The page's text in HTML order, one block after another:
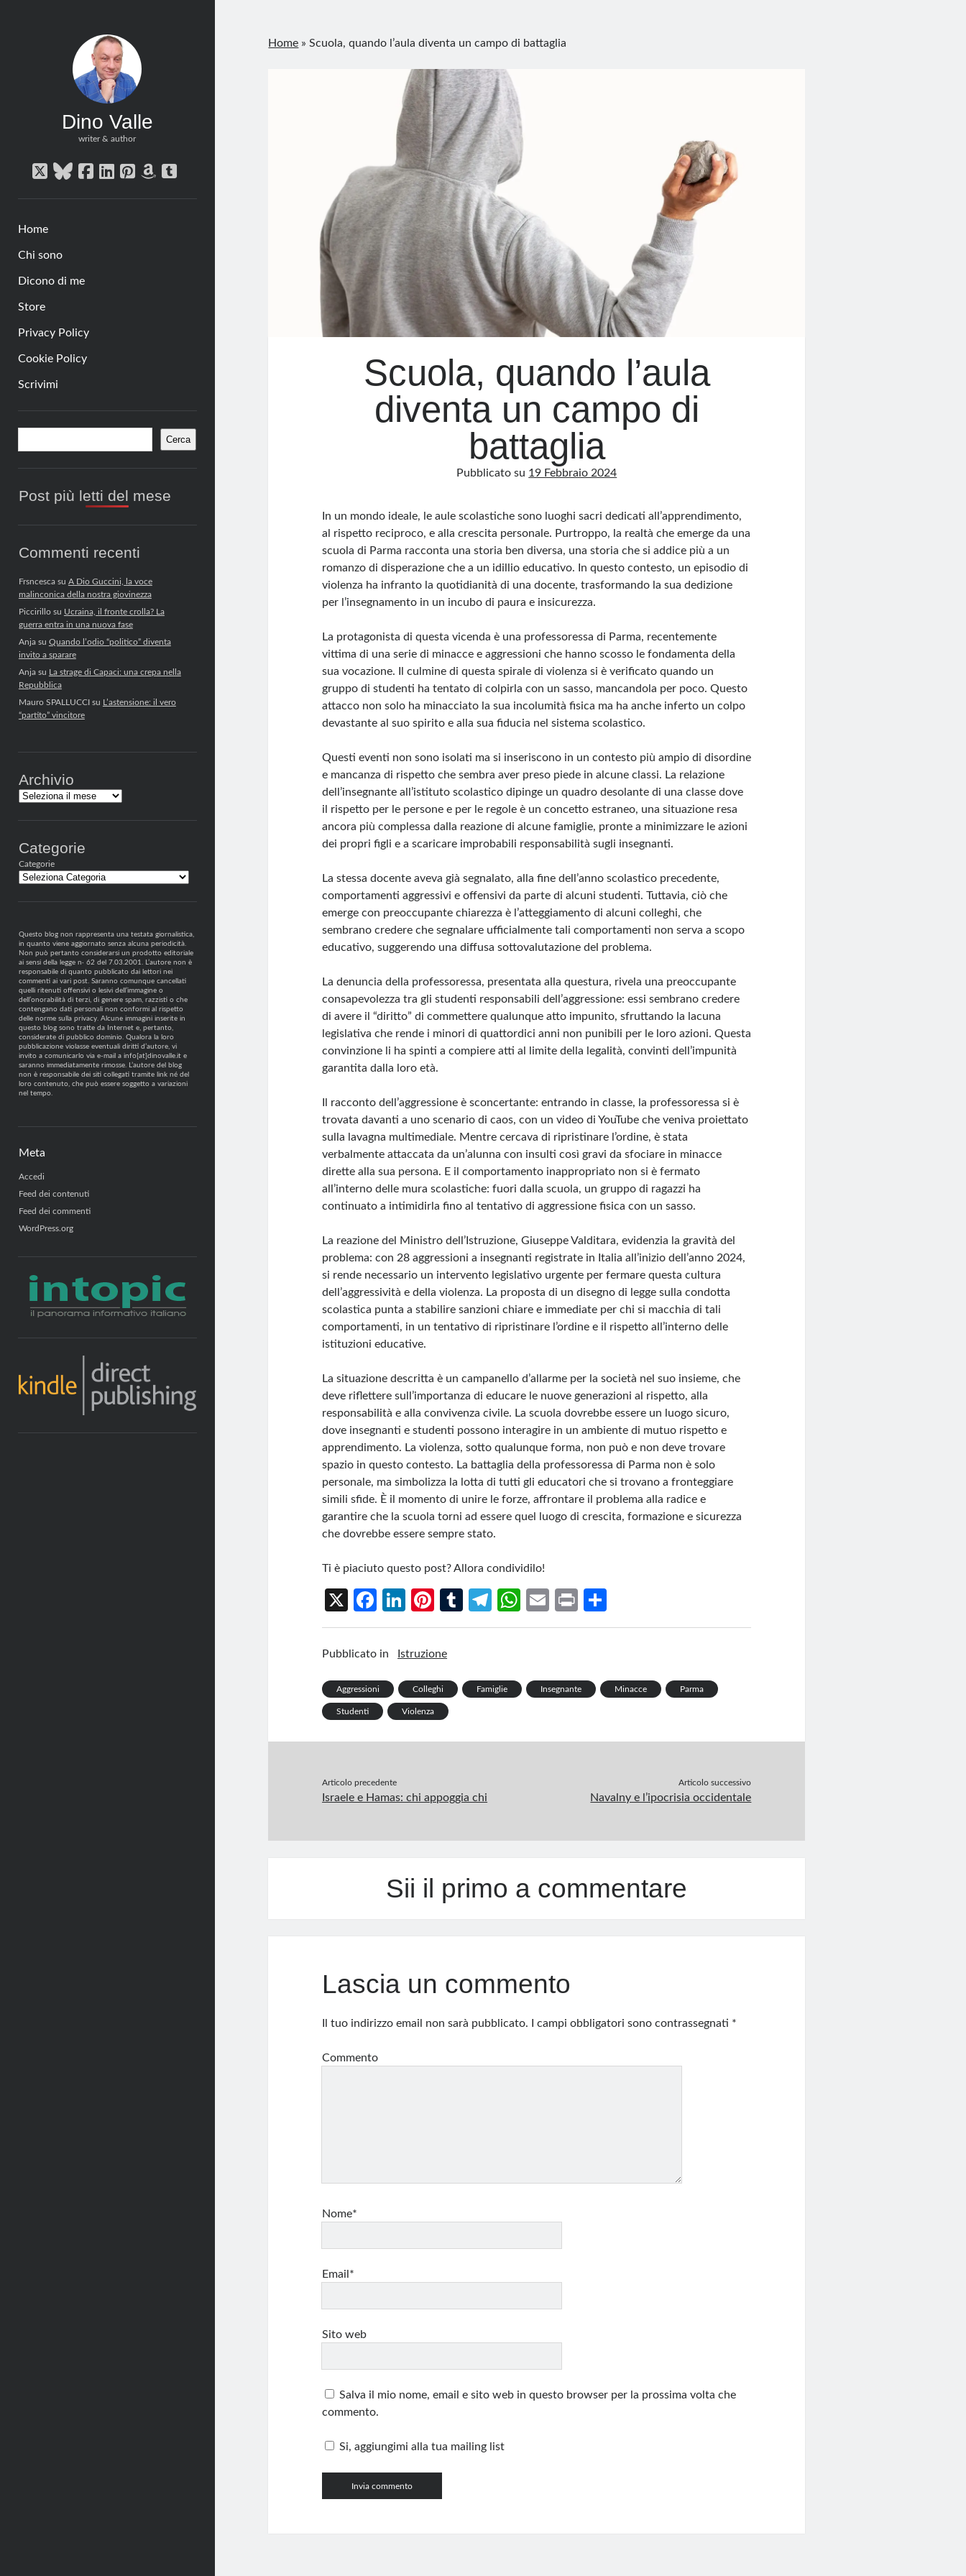
Dino Valle
writer & author
twitterbluesky
facebook
linkedin
pinterest
amazon
tumblr
Home
Chi sono
Dicono di me
Store
Privacy Policy
Cookie Policy
Scrivimi
Barra
laterale
Cerca
Post più letti del mese
Commenti recenti
Frsncescasu A Dio Guccini, la voce
malinconica della nostra giovinezza
Piccirillosu Ucraina, il fronte crolla? La
guerra entra in una nuova fase
Anjasu Quando l’odio “politico” diventa
invito a sparare
Anjasu La strage di Capaci: una crepa nella
Repubblica
Mauro SPALLUCCIsu L’astensione: il vero
“partito” vincitore
Archivio
Archivi
Categorie
Categorie
Questo blog non rappresenta una testata giornalistica,
in quanto viene aggiornato senza alcuna periodicità.
Non può pertanto considerarsi un prodotto editoriale
ai sensi della legge n· 62 del 7.03.2001. L’autore non è
responsabile di quanto pubblicato dai lettori nei
commenti ai vari post. Saranno comunque cancellati
quelli ritenuti offensivi o lesivi dell’immagine o
dell’onorabilità di terzi, di genere spam, razzisti o che
contengano dati personali non conformi al rispetto
delle norme sulla privacy. Alcune immagini inserite in
questo blog sono tratte da Internet e, pertanto,
considerate di pubblico dominio. Qualora la loro
pubblicazione violasse eventuali diritti d’autore, vi
invito a comunicarlo via e-mail a info[at]dinovalle.it e
saranno immediatamente rimosse. L’autore del blog
non è responsabile dei siti collegati tramite link né del
loro contenuto, che può essere soggetto a variazioni
nel tempo.
Meta
Accedi
Feed dei contenuti
Feed dei commenti
WordPress.org
Home »Scuola, quando l’aula diventa un campo di battaglia
Scuola, quando l’aula
diventa un campo di
battaglia
Pubblicato su 19 Febbraio 2024
In un mondo ideale, le aule scolastiche sono luoghi sacri dedicati all’apprendimento,
al rispetto reciproco, e alla crescita personale. Purtroppo, la realtà che emerge da una
scuola di Parma racconta una storia ben diversa, una storia che si addice più a un
romanzo di disperazione che a un idillio educativo. In questo contesto, un episodio di
violenza ha infranto la quotidianità di una docente, trasformando la sua dedizione
per l’insegnamento in un incubo di paura e insicurezza.
La protagonista di questa vicenda è una professoressa di Parma, recentemente
vittima di una serie di minacce e aggressioni che hanno scosso le fondamenta della
sua vocazione. Il culmine di questa spirale di violenza si è verificato quando un
gruppo di studenti ha tentato di colpirla con un sasso, mancandola per poco. Questo
attacco non solo ha minacciato la sua incolumità fisica ma ha anche inferto un colpo
devastante al suo spirito e alla sua fiducia nel sistema scolastico.
Questi eventi non sono isolati ma si inseriscono in un contesto più ampio di disordine
e mancanza di rispetto che sembra aver preso piede in alcune classi. La relazione
dell’insegnante all’istituto scolastico dipinge un quadro desolante di una classe dove
il rispetto per le persone e per le regole è un concetto estraneo, una situazione resa
ancora più complessa dalla reazione di alcune famiglie, pronte a minimizzare le azioni
dei propri figli e a scaricare improbabili responsabilità sugli insegnanti.
La stessa docente aveva già segnalato, alla fine dell’anno scolastico precedente,
comportamenti aggressivi e offensivi da parte di alcuni studenti. Tuttavia, ciò che
emerge con preoccupante chiarezza è l’atteggiamento di alcuni colleghi, che
sembrano credere che segnalare ufficialmente tali comportamenti non serva a scopo
educativo, suggerendo una diffusa sottovalutazione del problema.
La denuncia della professoressa, presentata alla questura, rivela una preoccupante
consapevolezza tra gli studenti responsabili dell’aggressione: essi sembrano credere
di avere il “diritto” di commettere qualunque atto impunito, sfruttando la lacuna
legislativa che rende i minori di quattordici anni non punibili per le loro azioni. Questa
convinzione li ha spinti a compiere atti al limite della legalità, convinti dell’impunità
garantita dalla loro età.
Il racconto dell’aggressione è sconcertante: entrando in classe, la professoressa si è
trovata davanti a uno scenario di caos, con un video di YouTube che veniva proiettato
sulla lavagna multimediale. Mentre cercava di ripristinare l’ordine, è stata
verbalmente attaccata da un’alunna con insulti così gravi da sfociare in minacce
dirette alla sua persona. E il comportamento inappropriato non si è fermato
all’interno delle mura scolastiche: fuori dalla scuola, un gruppo di ragazzi ha
continuato a intimidirla fino al tentativo di aggressione fisica con un sasso.
La reazione del Ministro dell’Istruzione, Giuseppe Valditara, evidenzia la gravità del
problema: con 28 aggressioni a insegnanti registrate in Italia all’inizio dell’anno 2024,
si rende necessario un intervento legislativo urgente per fermare questa cultura
dell’aggressività e della violenza. La proposta di un disegno di legge sulla condotta
scolastica punta a stabilire sanzioni chiare e immediate per chi si macchia di tali
comportamenti, in un tentativo di ripristinare l’ordine e il rispetto all’interno delle
istituzioni educative.
La situazione descritta è un campanello d’allarme per la società nel suo insieme, che
deve riflettere sull’importanza di educare le nuove generazioni al rispetto, alla
responsabilità e alla convivenza civile. La scuola dovrebbe essere un luogo sicuro,
dove insegnanti e studenti possono interagire in un ambiente di mutuo rispetto e
apprendimento. La violenza, sotto qualunque forma, non può e non deve trovare
spazio in questo contesto. La battaglia della professoressa di Parma non è solo
personale, ma simbolizza la lotta di tutti gli educatori che si trovano a fronteggiare
simili sfide. È il momento di unire le forze, affrontare il problema alla radice e
garantire che la scuola torni ad essere quel luogo di crescita, formazione e sicurezza
che dovrebbe essere sempre stato.
Ti è piaciuto questo post? Allora condividilo!
X
Fa
ce
b
o
k
Li
n
ke
n
Pi
nt
er
t
T
u
r
Te
le
m
W
h
A
p
E
m
Pr
in h
Pubblicato in Istruzione
Aggressioni Colleghi Famiglie Insegnante Minacce Parma
Studenti Violenza
Articolo precedente
Israele e Hamas: chi appoggia chi
Articolo successivo
Navalny e l’ipocrisia occidentale
Sii il primo a commentare
Lascia un commento
Il tuo indirizzo email non sarà pubblicato. I campi obbligatori sono contrassegnati *
Commento
Nome*
Email*
Sito web
Salva il mio nome, email e sito web in questo browser per la prossima volta che
commento.
Si, aggiungimi alla tua mailing list